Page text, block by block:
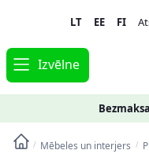
navigation
content
LT EE FI
Izvēlne
/ Mēbeles un interjers /